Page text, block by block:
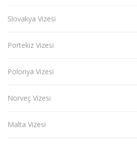
Slovakya Vizesi
Portekiz Vizesi
Polonya Vizesi
Norveç Vizesi
Malta Vizesi